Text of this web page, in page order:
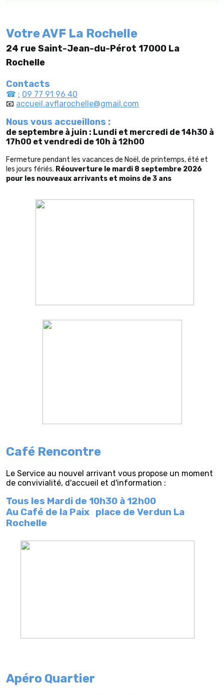
Votre AVF La Rochelle
24 rue Saint-Jean-du-Pérot 17000 La
Rochelle
Contacts
☎ : 09 77 91 96 40
📧 accueil.avflarochelle@gmail.com
Nous vous accueillons :
de septembre à juin : Lundi et mercredi de 14h30 à
17h00 et vendredi de 10h à 12h00
Fermeture pendant les vacances de Noël, de printemps, été et
les jours fériés. Réouverture le mardi 8 septembre 2026
pour les nouveaux arrivants et moins de 3 ans
Café Rencontre
Le Service au nouvel arrivant vous propose un moment
de convivialité, d'accueil et d'information :
Tous les Mardi de 10h30 à 12h00
Au Café de la Paix place de Verdun La
Rochelle
Apéro Quartier